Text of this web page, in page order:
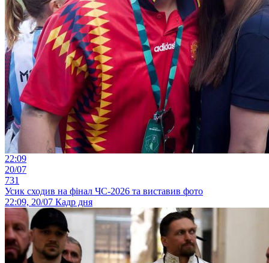
22:09
20/07
731
Усик сходив на фінал ЧС-2026 та виставив фото
22:09, 20/07 Кадр дня